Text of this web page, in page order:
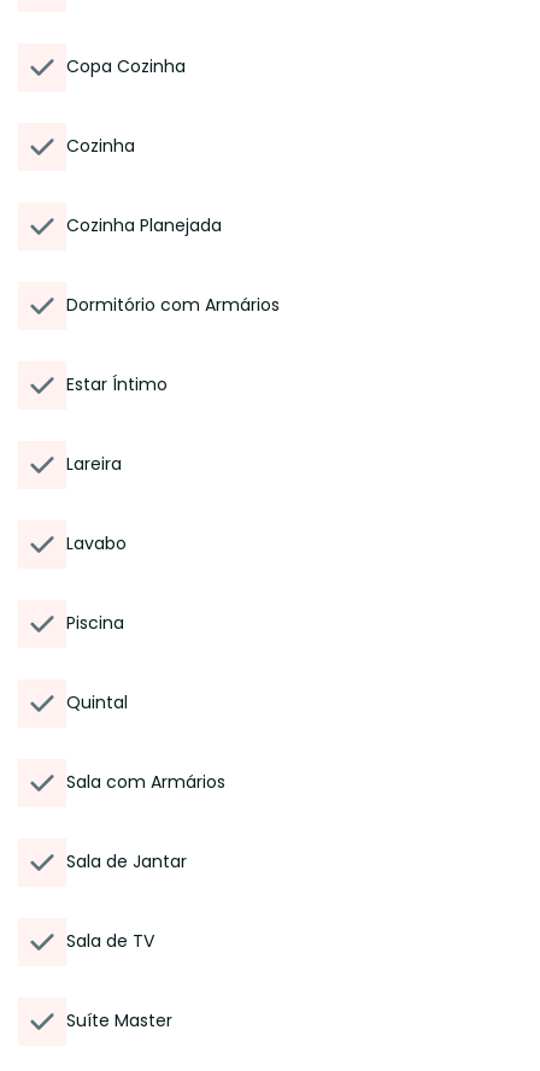
Copa Cozinha
Cozinha
Cozinha Planejada
Dormitório com Armários
Estar Íntimo
Lareira
Lavabo
Piscina
Quintal
Sala com Armários
Sala de Jantar
Sala de TV
Suíte Master